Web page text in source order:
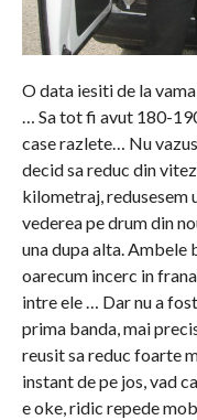
O data iesiti de la
… Sa tot fi avut 180-
case razlete… Nu
decid sa reduc din
kilometraj, redusesem
vederea pe drum din
una dupa alta. Ambele
oarecum incerc in
intre ele … Dar nu a
prima banda, mai
reusit sa reduc foarte
instant de pe jos, vad
e oke, ridic repede